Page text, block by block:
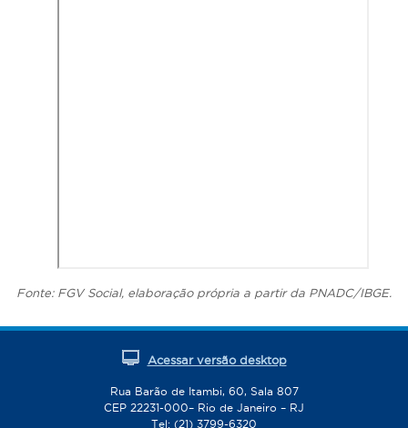
Fonte: FGV Social, elaboração própria a partir da PNADC/IBGE.
Acessar versão desktop
Rua Barão de Itambi, 60, Sala 807
CEP 22231-000– Rio de Janeiro – RJ
Tel: (21) 3799-6320